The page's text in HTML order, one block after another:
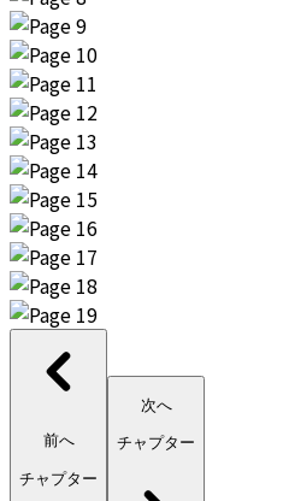
前へ
チャプター
次へ
チャプター